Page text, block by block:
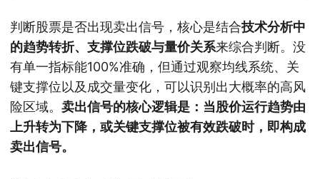
判断股票是否出现卖出信号，核心是结合技术分析中
的趋势转折、支撑位跌破与量价关系来综合判断。没
有单一指标能100%准确，但通过观察均线系统、关
键支撑位以及成交量变化，可以识别出大概率的高风
险区域。 卖出信号的核心逻辑是：当股价运行趋势由
上升转为下降，或关键支撑位被有效跌破时，即构成
卖出信号。